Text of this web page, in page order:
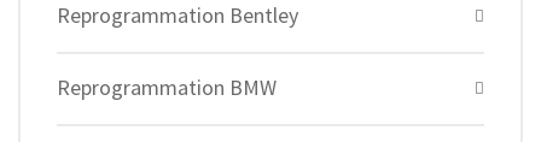
Reprogrammation Bentley
Reprogrammation BMW